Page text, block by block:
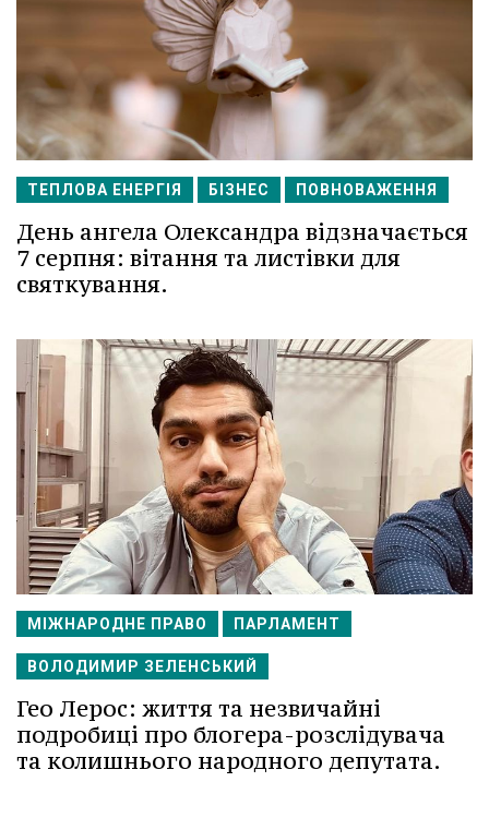
ТЕПЛОВА ЕНЕРГІЯ БІЗНЕС ПОВНОВАЖЕННЯ
День ангела Олександра відзначається
7 серпня: вітання та листівки для
святкування.
МІЖНАРОДНЕ ПРАВО ПАРЛАМЕНТ
ВОЛОДИМИР ЗЕЛЕНСЬКИЙ
Гео Лерос: життя та незвичайні
подробиці про блогера-розслідувача
та колишнього народного депутата.